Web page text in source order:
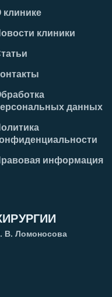
клинике
клиники
данных
информация
Ломоносова